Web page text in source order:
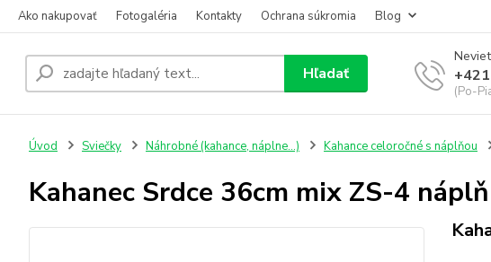
Ako nakupovať Fotogaléria Kontakty Ochrana súkromia Blog
Hľadať
(Po-
Úvod Sviečky Náhrobné (kahance, náplne...) Kahance celoročné s náplňou
Kahanec Srdce 36cm mix ZS-4